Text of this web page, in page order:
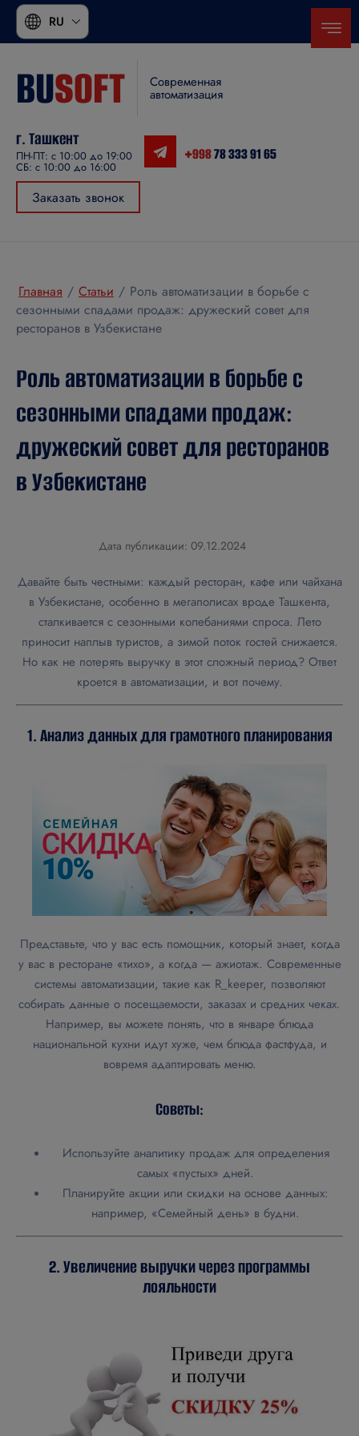
RU
BUSOFT Современная
автоматизация
г. Ташкент
ПН-ПТ: с 10:00 до 19:00
СБ: с 10:00 до 16:00
+99878 333 91 65
Заказать звонок
Главная / Статьи / Роль автоматизации в борьбе с
сезонными спадами продаж: дружеский совет для
ресторанов в Узбекистане
Роль автоматизации в борьбе с
сезонными спадами продаж:
дружеский совет для ресторанов
в Узбекистане
Дата публикации: 09.12.2024
Давайте быть честными: каждый ресторан, кафе или чайхана
в Узбекистане, особенно в мегаполисах вроде Ташкента,
сталкивается с сезонными колебаниями спроса. Лето
приносит наплыв туристов, а зимой поток гостей снижается.
Но как не потерять выручку в этот сложный период? Ответ
кроется в автоматизации, и вот почему.
1. Анализ данных для грамотного планирования
Представьте, что у вас есть помощник, который знает, когда
у вас в ресторане «тихо», а когда — ажиотаж. Современные
системы автоматизации, такие как R_keeper, позволяют
собирать данные о посещаемости, заказах и средних чеках.
Например, вы можете понять, что в январе блюда
национальной кухни идут хуже, чем блюда фастфуда, и
вовремя адаптировать меню.
Советы:
Используйте аналитику продаж для определения
самых «пустых» дней.
Планируйте акции или скидки на основе данных:
например, «Семейный день» в будни.
2. Увеличение выручки через программы
лояльности